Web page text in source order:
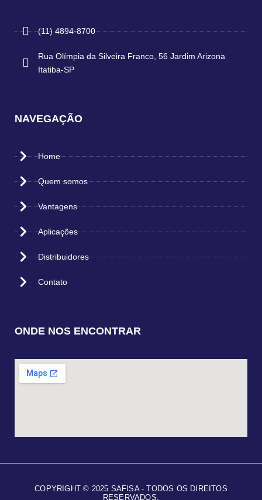
(11) 4894-8700
Rua Olímpia da Silveira Franco, 56 Jardim Arizona
Itatiba-SP
NAVEGAÇÃO
Home
Quem somos
Vantagens
Aplicações
Distribuidores
Contato
ONDE NOS ENCONTRAR
COPYRIGHT © 2025 SAFISA - TODOS OS DIREITOS
RESERVADOS.